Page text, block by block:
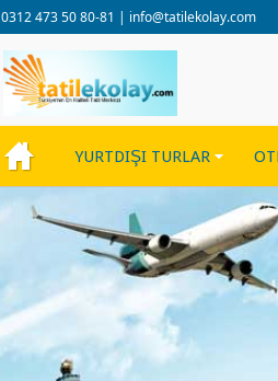
0312 473 50 80-81 | info@tatilekolay.com
YURTDIŞI TURLAR